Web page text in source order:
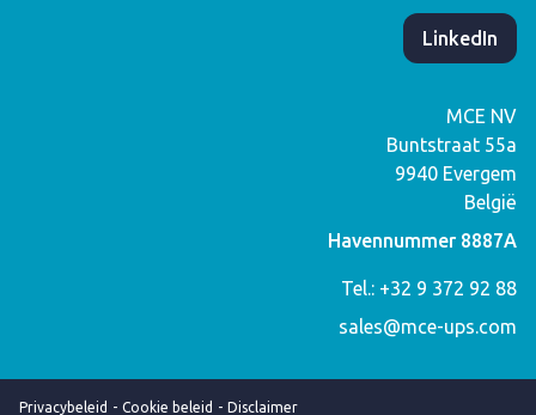
​LinkedIn
MCE NV
Buntstraat 55a
9940 Evergem
België
Havennummer 8887A
Tel.: +32 9 372 92 88
sales@mce-ups.com
Privacybeleid Cookie beleid Disclaimer